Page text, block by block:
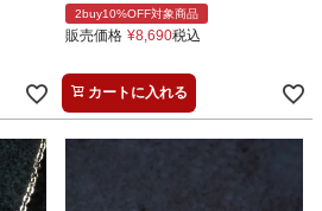
2buy10%OFF対象商品
販売価格 ¥8,690税込
カートに入れる